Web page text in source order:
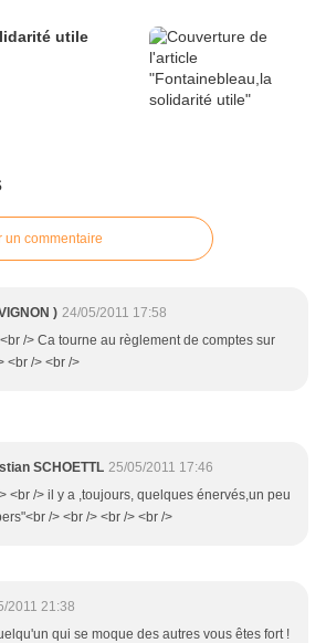
utile
un commentaire
) 24/05/2011 17:58
/> Ca tourne au règlement de comptes sur
<br /> <br />
SCHOETTL 25/05/2011 17:46
<br /> il y a ,toujours, quelques énervés,un peu
/> <br /> <br /> <br />
2011 21:38
qui se moque des autres vous êtes fort !